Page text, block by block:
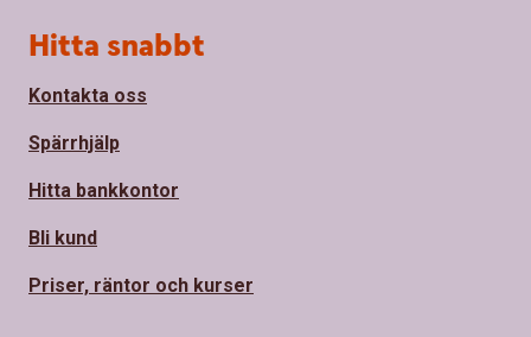
Sidfot
Hitta snabbt
Kontakta oss
Spärrhjälp
Hitta bankkontor
Bli kund
Priser, räntor och kurser